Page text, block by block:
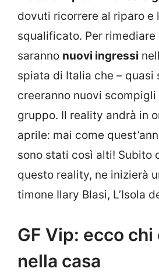
dovuti ricorrere al riparo e
squalificato. Per
saranno nuovi ingressi
spiata di Italia che – quasi
creeranno nuovi scompigli
gruppo. Il reality andrà in
aprile: mai come
sono stati così alti! Subito
questo reality, ne inizierà
timone Ilary Blasi, L’Isola
GF Vip: ecco
nella casa